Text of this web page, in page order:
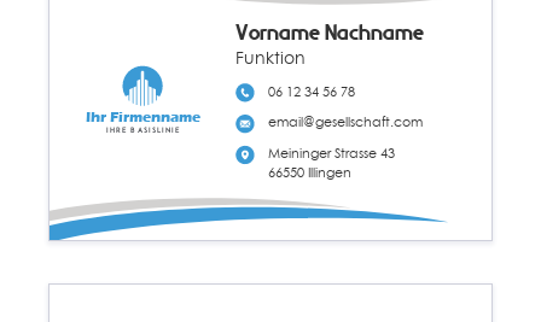
06 12 34 56 78
email@gesellschaft.com
Meininger Strasse 43
66550 Illingen
Funktion
Vorname Nachname
Ihr Firmenname
Ihre Basislinie